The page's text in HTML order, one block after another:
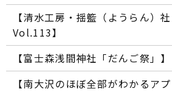
【清水工房・揺籃（ようらん）
Vol.113】
【富士森浅間神社「だんご祭」】
【南大沢のほぼ全部がわかるアプ